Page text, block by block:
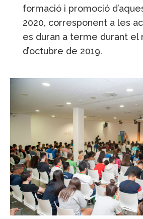
formació i promoció
2020, corresponent a les
es duran a terme durant el
d’octubre de 2019.